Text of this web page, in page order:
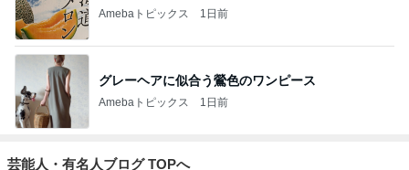
Amebaトピックス 1日前
グレーヘアに似合う鶯色のワンピース
Amebaトピックス 1日前
芸能人・有名人ブログ TOPへ